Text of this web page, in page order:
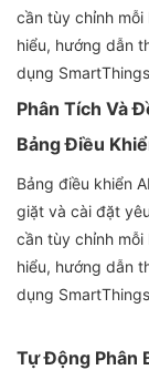
cần tùy chỉnh
hiểu, hướng dẫn
dụng
Phân Tích Và
Bảng Điều
Bảng điều khiển
giặt và cài đặt
cần tùy chỉnh
hiểu, hướng dẫn
dụng
Tự Động Phân